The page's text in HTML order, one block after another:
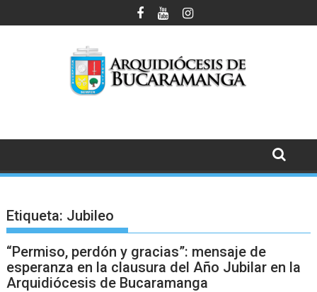
al
Etiqueta: Jubileo
“Permiso, perdón y gracias”: mensaje de
esperanza en la clausura del Año Jubilar en la
Arquidiócesis de Bucaramanga